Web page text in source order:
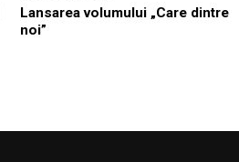
Lansarea volumului „Care dintre
noi”